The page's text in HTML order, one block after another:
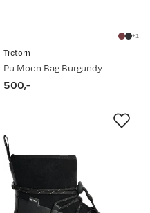
1
Tretorn
Pu Moon Bag Burgundy
price
500,-